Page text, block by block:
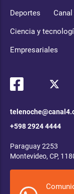
Deportes Canal
Ciencia y
Empresariales
+598 2924 4444
Paraguay 2253
Montevideo, CP,